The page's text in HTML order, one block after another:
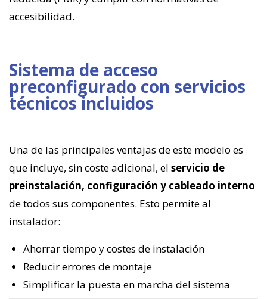
accesibilidad.
Sistema de acceso
preconfigurado con servicios
técnicos incluidos
Una de las principales ventajas de este modelo es
que incluye, sin coste adicional, el servicio de
preinstalación, configuración y cableado interno
de todos sus componentes. Esto permite al
instalador:
Ahorrar tiempo y costes de instalación
Reducir errores de montaje
Simplificar la puesta en marcha del sistema